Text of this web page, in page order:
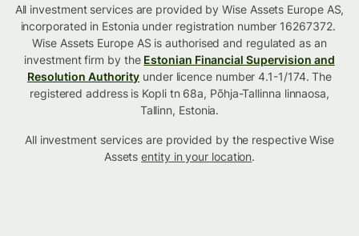
All investment services are provided by Wise Assets Europe AS,
incorporated in Estonia under registration number 16267372.
Wise Assets Europe AS is authorised and regulated as an
investment firm by the Estonian Financial Supervision and
Resolution Authority under licence number 4.1-1/174. The
registered address is Kopli tn 68a, Põhja-Tallinna linnaosa,
Tallinn, Estonia.
All investment services are provided by the respective Wise
Assetsentity in your location.